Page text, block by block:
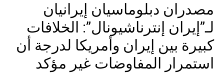
مصدران دبلوماسيان إيرانيان
لـ”إيران إنترناشيونال”: الخلافات
كبيرة بين إيران وأمريكا لدرجة أن
استمرار المفاوضات غير مؤكد